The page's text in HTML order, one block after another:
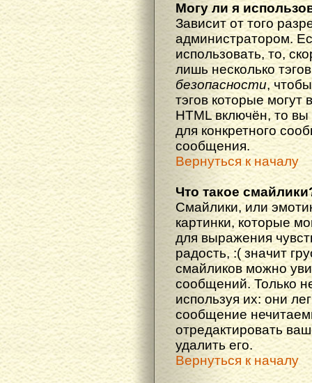
Могу ли я
Зависит от того
администратором.
использовать, то,
лишь несколько
безопасности,
тэгов которые
HTML включён, то
для конкретного
сообщения.
Вернуться к началу
Что такое
Смайлики, или
картинки, которые
для выражения
радость, :( значит
смайликов можно
сообщений. Только
используя их: они
сообщение
отредактировать
удалить его.
Вернуться к началу